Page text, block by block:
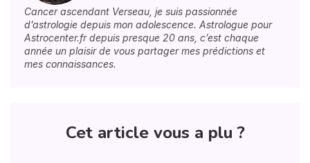
Cancer ascendant Verseau, je suis passionnée
d’astrologie depuis mon adolescence. Astrologue pour
Astrocenter.fr depuis presque 20 ans, c’est chaque
année un plaisir de vous partager mes prédictions et
mes connaissances.
Cet article vous a plu ?